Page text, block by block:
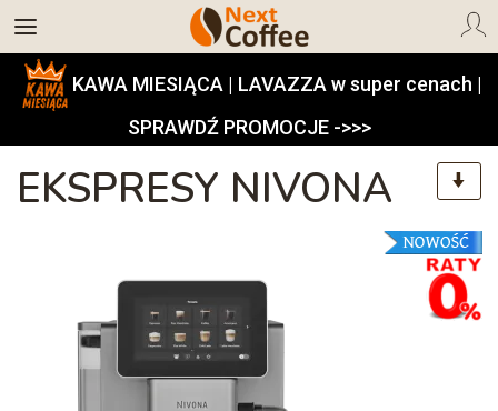
KAWA MIESIĄCA | LAVAZZA w super cenach |
SPRAWDŹ PROMOCJE ->>>
EKSPRESY NIVONA